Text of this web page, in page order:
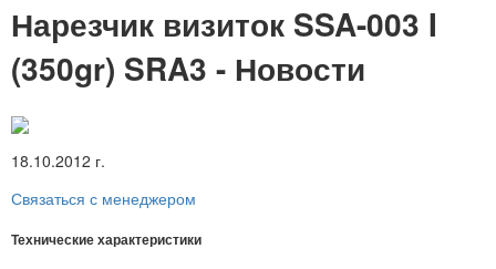
Нарезчик визиток SSA-003 I
(350gr) SRA3 - Новости
18.10.2012 г.
Связаться с менеджером
Технические характеристики